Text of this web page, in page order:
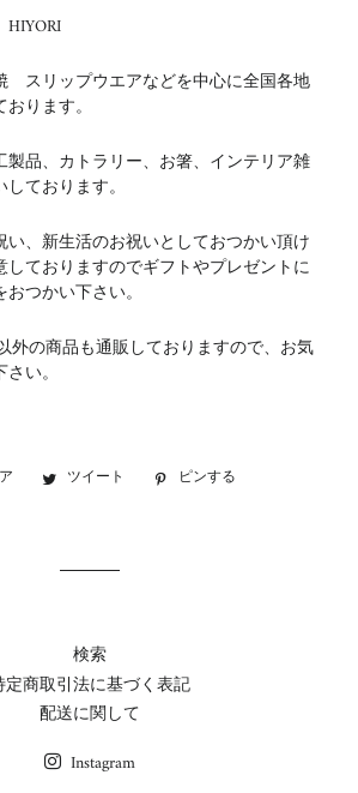
スリップウエアなどを中心に全国各地
ります。
品、カトラリー、お箸、インテリア雑
ております。
い、新生活のお祝いとしておつかい頂け
しておりますのでギフトやプレゼントに
つかい下さい。
外の商品も通販しておりますので、お気
い。
Facebookツイート
Twitter ピンする
検索
定商取引法に基づく表記
配送に関して
Instagram